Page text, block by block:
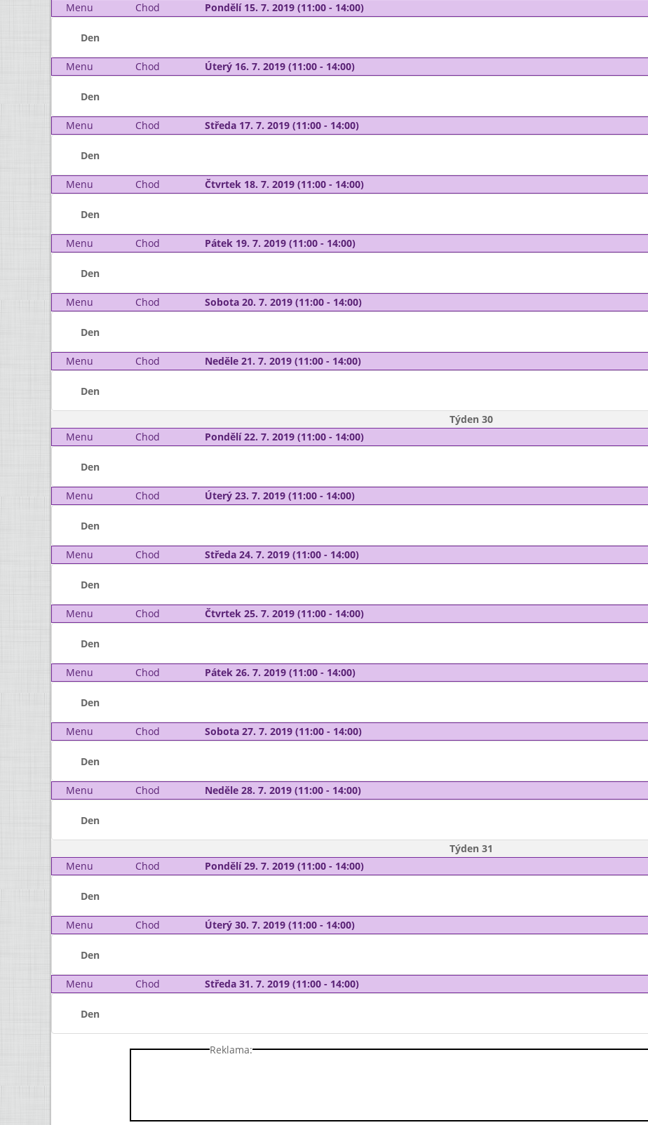
Menu
Chod Pondělí 15. 7. 2019 (11:00 - 14:00)
Den
Menu Chod Úterý 16. 7. 2019 (11:00 - 14:00)
Den
Menu Chod Středa 17. 7. 2019 (11:00 - 14:00)
Den
Menu Chod Čtvrtek 18. 7. 2019 (11:00 - 14:00)
Den
Menu Chod Pátek 19. 7. 2019 (11:00 - 14:00)
Den
Menu Chod Sobota 20. 7. 2019 (11:00 - 14:00)
Den
Menu Chod Neděle 21. 7. 2019 (11:00 - 14:00)
Den
Týden 30
Menu
Chod Pondělí 22. 7. 2019 (11:00 - 14:00)
Den
Menu Chod Úterý 23. 7. 2019 (11:00 - 14:00)
Den
Menu Chod Středa 24. 7. 2019 (11:00 - 14:00)
Den
Menu Chod Čtvrtek 25. 7. 2019 (11:00 - 14:00)
Den
Menu Chod Pátek 26. 7. 2019 (11:00 - 14:00)
Den
Menu Chod Sobota 27. 7. 2019 (11:00 - 14:00)
Den
Menu Chod Neděle 28. 7. 2019 (11:00 - 14:00)
Den
Týden 31
Menu
Chod Pondělí 29. 7. 2019 (11:00 - 14:00)
Den
Menu Chod Úterý 30. 7. 2019 (11:00 - 14:00)
Den
Menu Chod Středa 31. 7. 2019 (11:00 - 14:00)
Den
Reklama: